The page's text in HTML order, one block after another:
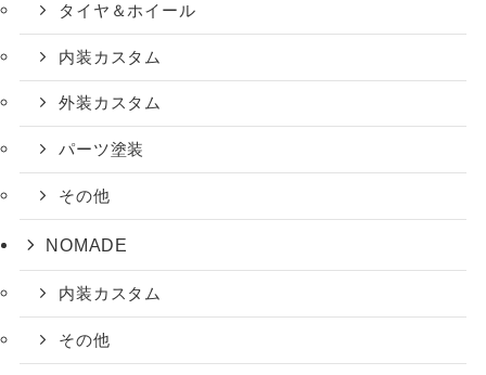
タイヤ＆ホイール
内装カスタム
外装カスタム
パーツ塗装
その他
NOMADE
内装カスタム
その他